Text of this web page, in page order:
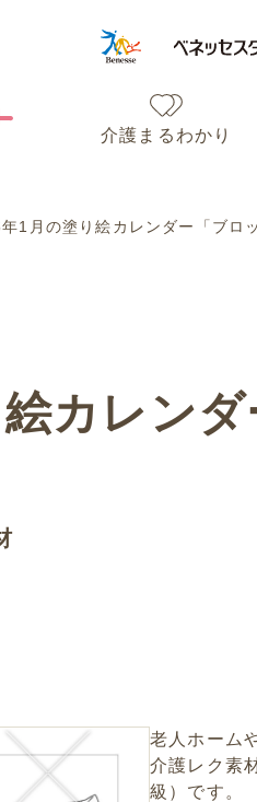
介護まるわかり
1月の塗り絵カレンダー「ブロ
カレン
老人ホーム
介護レク素
級）です。